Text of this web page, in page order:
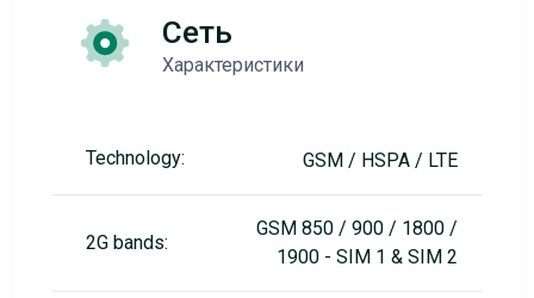
Сеть
Характеристики
Technology: GSM / HSPA / LTE
2G bands:
GSM 850 / 900 / 1800 /
1900 - SIM 1 & SIM 2